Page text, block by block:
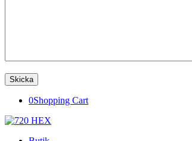
0Shopping Cart